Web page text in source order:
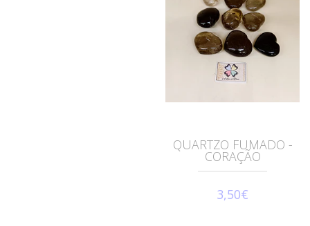
QUARTZO FUMADO -
CORAÇÃO
3,50€